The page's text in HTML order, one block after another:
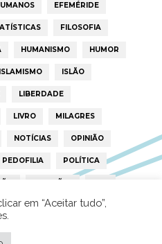
EFEMÉRIDE
FILOSOFIA
HUMANISMO HUMOR
ISLAMISMO ISLÃO
LIBERDADE
LIVRO MILAGRES
NOTÍCIAS OPINIÃO
PEDOFILIA POLÍTICA
RELIGIÕES RTP
em “Aceitar tudo”,